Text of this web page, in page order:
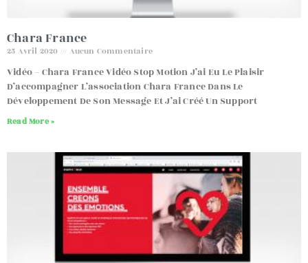
Chara France
25 Avril 2020 Aucun Commentaire
Vidéo – Chara France Vidéo Stop Motion J’ai Eu Le Plaisir
D’accompagner L’association Chara France Dans Le
Développement De Son Message Et J’ai Créé Un Support
Read More »